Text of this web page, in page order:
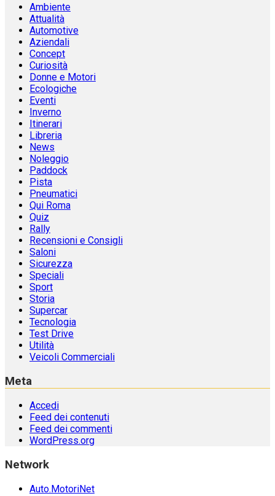
Ambiente
Attualità
Automotive
Aziendali
Concept
Curiosità
Donne e Motori
Ecologiche
Eventi
Inverno
Itinerari
Libreria
News
Noleggio
Paddock
Pista
Pneumatici
Qui Roma
Quiz
Rally
Recensioni e Consigli
Saloni
Sicurezza
Speciali
Sport
Storia
Supercar
Tecnologia
Test Drive
Utilità
Veicoli Commerciali
Meta
Accedi
Feed dei contenuti
Feed dei commenti
WordPress.org
Network
Auto.MotoriNet